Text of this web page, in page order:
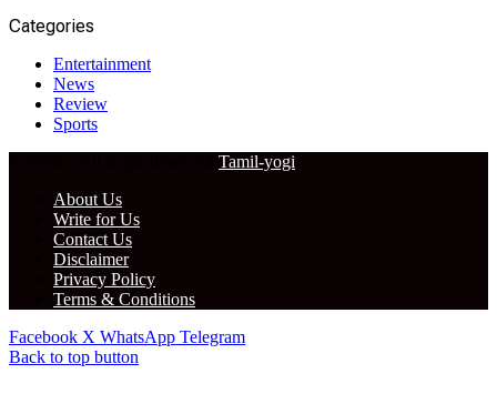
Categories
Entertainment
News
Review
Sports
Tamil-yogi
About Us
Write for Us
Contact Us
Disclaimer
Privacy Policy
Terms & Conditions
Facebook X WhatsApp Telegram
Back to top button